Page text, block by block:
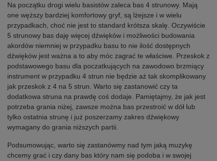
Na początku drogi wielu basistów zaleca bas 4 strunowy. Mają
one węższy bardziej komfortowy gryf, są lżejsze i w wielu
przypadkach, choć nie jest to standard krótsza skalę. Oczywiście
5 strunowy bas daję więcej dźwięków i możliwości budowania
akordów niemniej w przypadku basu to nie ilość dostępnych
dźwięków jest ważna a to aby móc zagrać te właściwe. Przeskok z
podstawowego basu dla poczatkujących na zawodowo brzmiący
instrument w przypadku 4 strun nie będzie aż tak skomplikowany
jak przeskok z 4 na 5 strun. Warto się zastanowić czy ta
dodatkowa struna na prawdę coś dodaje. Pamiętajmy, że jak jest
potrzeba grania niżej, zawsze można bas przestroić w dół lub
tylko ostatnia strunę i już poszerzamy zakres dźwiękowy
wymagany do grania niższych partii.
Podsumowując, warto się zastanówmy nad tym jaką muzykę
chcemy grać i czy dany bas który nam się podoba i w swojej